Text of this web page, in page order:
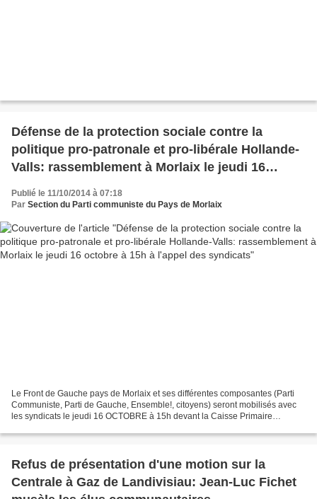
Défense de la protection sociale contre la
politique pro-patronale et pro-libérale Hollande-
Valls: rassemblement à Morlaix le jeudi 16
Publié le 11/10/2014 à 07:18
Par Section du Parti communiste du Pays de Morlaix
Le Front de Gauche pays de Morlaix et ses différentes composantes (Parti
Communiste, Parti de Gauche, Ensemble!, citoyens) seront mobilisés avec
les syndicats le jeudi 16 OCTOBRE à 15h devant la Caisse Primaire
Refus de présentation d'une motion sur la
Centrale à Gaz de Landivisiau: Jean-Luc Fichet